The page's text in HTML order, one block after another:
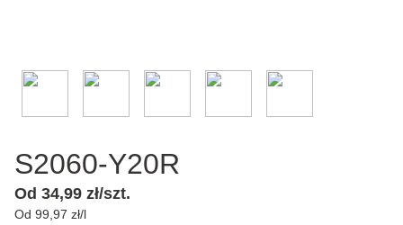
S2060-Y20R
Od 34,99 zł/szt.
Od 99,97 zł/l